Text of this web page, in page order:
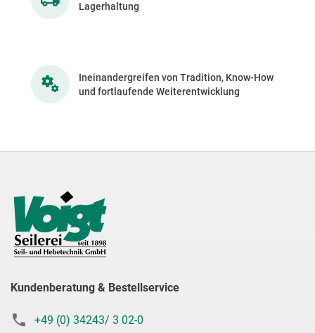
Lagerhaltung
Ineinandergreifen von Tradition, Know-How
und fortlaufende Weiterentwicklung
Kundenberatung & Bestellservice
+49 (0) 34243/ 3 02-0